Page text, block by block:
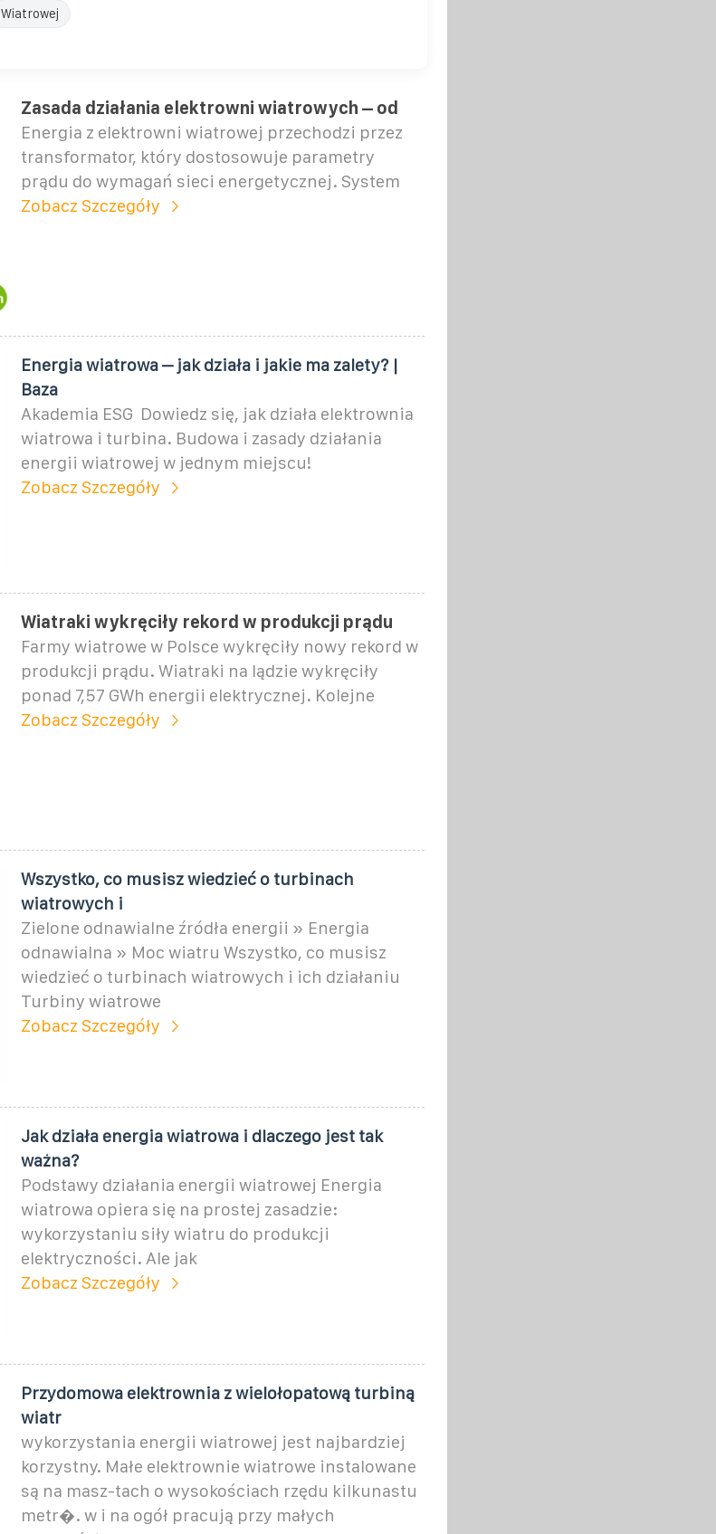
Wiatrowej
Zasada działania elektrowni wiatrowych – od
Energia z elektrowni wiatrowej przechodzi przez
transformator, który dostosowuje parametry
prądu do wymagań sieci energetycznej. System
Zobacz Szczegóły
Energia wiatrowa – jak działa i jakie ma zalety? |
Baza
Akademia ESG ️ Dowiedz się, jak działa elektrownia
wiatrowa i turbina. Budowa i zasady działania
energii wiatrowej w jednym miejscu!
Zobacz Szczegóły
Wiatraki wykręciły rekord w produkcji prądu
Farmy wiatrowe w Polsce wykręciły nowy rekord w
produkcji prądu. Wiatraki na lądzie wykręciły
ponad 7,57 GWh energii elektrycznej. Kolejne
Zobacz Szczegóły
Wszystko, co musisz wiedzieć o turbinach
wiatrowych i
Zielone odnawialne źródła energii » Energia
odnawialna » Moc wiatru Wszystko, co musisz
wiedzieć o turbinach wiatrowych i ich działaniu
Turbiny wiatrowe
Zobacz Szczegóły
Jak działa energia wiatrowa i dlaczego jest tak
ważna?
Podstawy działania energii wiatrowej Energia
wiatrowa opiera się na prostej zasadzie:
wykorzystaniu siły wiatru do produkcji
elektryczności. Ale jak
Zobacz Szczegóły
Przydomowa elektrownia z wielołopatową turbiną
wiatr
wykorzystania energii wiatrowej jest najbardziej
korzystny. Małe elektrownie wiatrowe instalowane
są na masz-tach o wysokościach rzędu kilkunastu
metr�. w i na ogół pracują przy małych